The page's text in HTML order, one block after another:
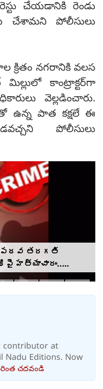
చేయడానికి రెండు
చేశామని పోలీసులు
క్రితం నగరానికి వలస
కాంట్రాక్టర్‌గా
వెల్లడించారు.
ఉన్న పాత కక్షలే ఈ
పోలీసులు
పదవ తరగతి
హత్యాచారం..
వెళ్లిన తల్లి..
contributor at
Nadu Editions. Now
చదవండి